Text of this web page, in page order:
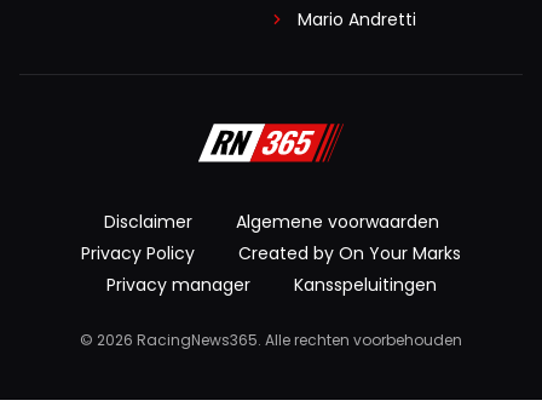
Mario Andretti
Disclaimer
Algemene voorwaarden
Privacy Policy
Created by On Your Marks
Privacy manager
Kansspeluitingen
© 2026 RacingNews365. Alle rechten voorbehouden